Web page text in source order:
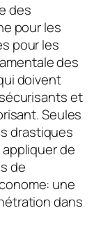
des
pour les
pour les
des
doivent
et
Seules
drastiques
de
de
une
dans